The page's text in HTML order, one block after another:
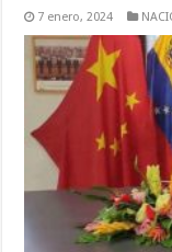
7 enero, 2024